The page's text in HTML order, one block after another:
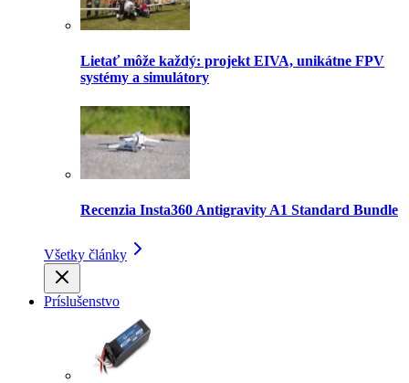
Lietať môže každý: projekt EIVA, unikátne FPV
systémy a simulátory
Recenzia Insta360 Antigravity A1 Standard Bundle
Všetky články
Príslušenstvo